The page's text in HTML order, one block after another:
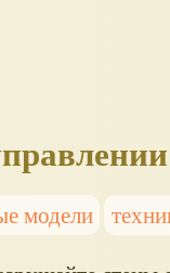
модели